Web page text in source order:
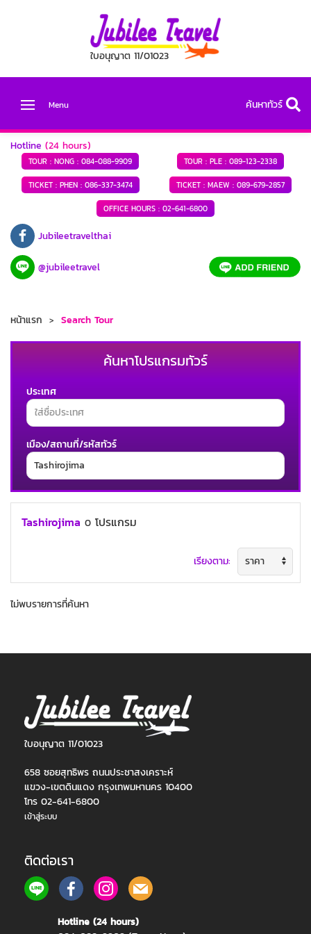
ใบอนุญาต 11/01023
Menu ค้นหาทัวร์
Hotline (24 hours)
TOUR : NONG : 084-088-9909 TOUR : PLE : 089-123-2338
TICKET : PHEN :086-337-3474 TICKET : MAEW : 089-679-2857
OFFICE HOURS : 02-641-6800
Jubileetravelthai
@jubileetravel
หน้าแรก Search Tour
ค้นหาโปรแกรมทัวร์
ประเทศ
เมือง/สถานที่/รหัสทัวร์
Tashirojima 0 โปรแกรม
เรียงตาม:
ไม่พบรายการที่ค้นหา
ใบอนุญาต 11/01023
658 ซอยสุทธิพร ถนนประชาสงเคราะห์
แขวง-เขตดินแดง กรุงเทพมหานคร 10400
โทร 02-641-6800
เข้าสู่ระบบ
ติดต่อเรา
Hotline (24 hours)